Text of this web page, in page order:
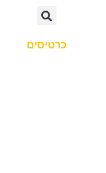
כרטיסים